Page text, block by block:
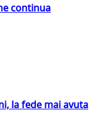
continua
la fede mai avuta